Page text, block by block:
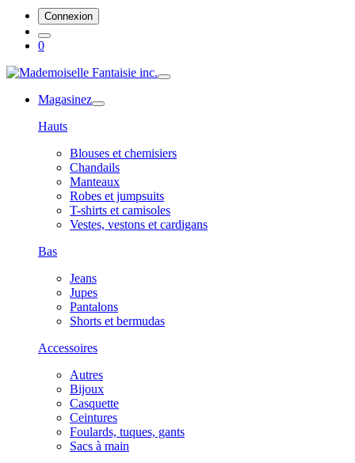
Connexion
0
Magasinez
Hauts
Blouses et chemisiers
Chandails
Manteaux
Robes et jumpsuits
T-shirts et camisoles
Vestes, vestons et cardigans
Bas
Jeans
Jupes
Pantalons
Shorts et bermudas
Accessoires
Autres
Bijoux
Casquette
Ceintures
Foulards, tuques, gants
Sacs à main